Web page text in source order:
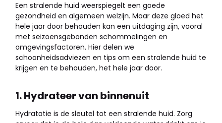
Een stralende huid weerspiegelt een goede
gezondheid en algemeen welzijn. Maar deze gloed het
hele jaar door behouden kan een uitdaging zijn, vooral
met seizoensgebonden schommelingen en
omgevingsfactoren. Hier delen we
schoonheidsadviezen en tips om een stralende huid te
krijgen en te behouden, het hele jaar door.
1. Hydrateer van binnenuit
Hydratatie is de sleutel tot een stralende huid. Zorg